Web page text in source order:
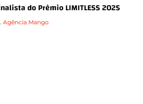
do Prêmio LIMITLESS 2025
. Agência Mango